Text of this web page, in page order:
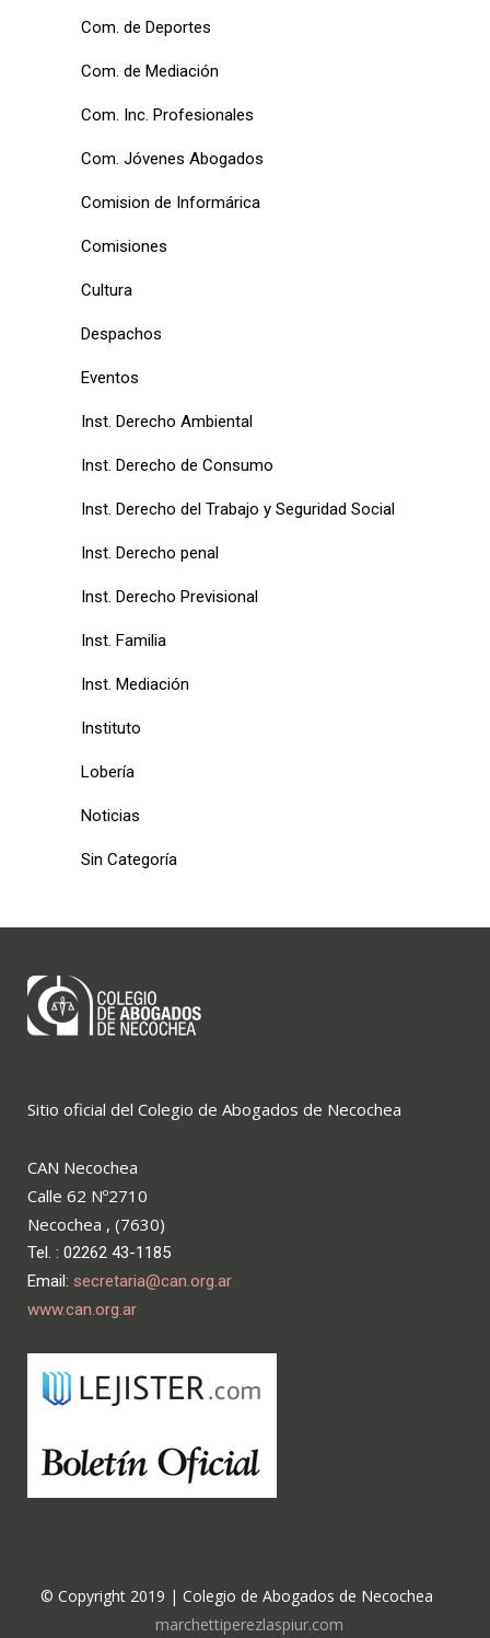
Com. de Deportes
Com. de Mediación
Com. Inc. Profesionales
Com. Jóvenes Abogados
Comision de Informárica
Comisiones
Cultura
Despachos
Eventos
Inst. Derecho Ambiental
Inst. Derecho de Consumo
Inst. Derecho del Trabajo y Seguridad Social
Inst. Derecho penal
Inst. Derecho Previsional
Inst. Familia
Inst. Mediación
Instituto
Lobería
Noticias
Sin Categoría
Sitio oficial del Colegio de Abogados de Necochea
CAN Necochea
Calle 62 Nº2710
Necochea , (7630)
Tel. : 02262 43-1185
Email: secretaria@can.org.ar
www.can.org.ar
© Copyright 2019 | Colegio de Abogados de Necochea
marchettiperezlaspiur.com